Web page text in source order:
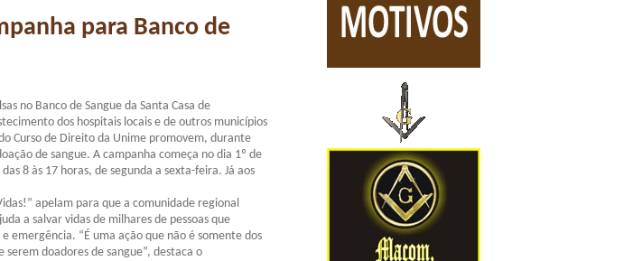
para Banco de
no Banco de Sangue da Santa Casa de
dos hospitais locais e de outros municípios
Curso de Direito da Unime promovem, durante
de sangue. A campanha começa no dia 1º de
8 às 17 horas, de segunda a sexta-feira. Já aos
apelam para que a comunidade regional
a salvar vidas de milhares de pessoas que
emergência. “É uma ação que não é somente dos
serem doadores de sangue”, destaca o